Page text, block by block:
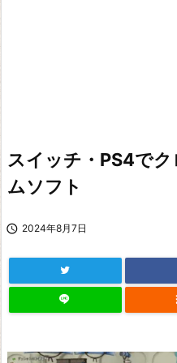
スイッチ・PS4で
ムソフト
 2024年8月7日